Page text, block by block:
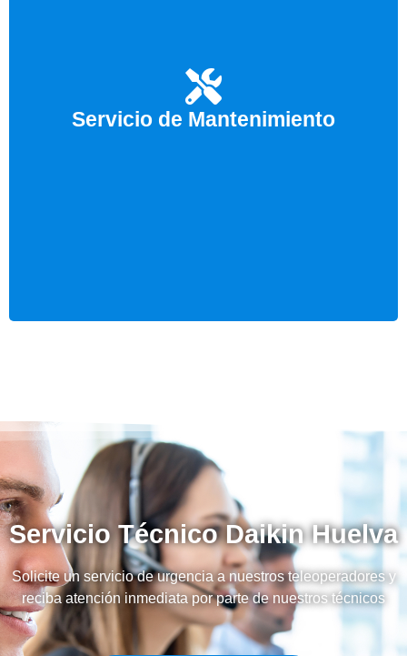
Servicio de Mantenimiento
El mantenimiento periódico de las instalaciones
siempre es necesario. Llámenos y acudiremos para
realizar todos los mantenimientos necesarios para
Servicio Técnico Daikin Huelva
Solicite un servicio de urgencia a nuestros teleoperadores y
reciba atención inmediata por parte de nuestros técnicos